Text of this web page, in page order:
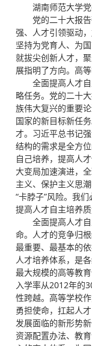
湖南师范大学
党的二十大报
强、人才引领驱动
坚持为党育人、为
就拔尖创新人才，
展指明了方向。高
全面提高人才
略任务。党的二十
族伟大复兴的重要
国家的新目标新任
才。习近平总书记
结构的需求是全方
自己培养，提高人
大变局加速演进，
主义、保护主义思
“卡脖子”风险。我
提高人才自主培养
全面提高人才
命。人才的竞争归
最重要、最基本的
人才培养体系，是
最大规模的高等教
入学率从2012年的
性跨越。高等学校
勇担使命，扛起人
发展面临的新形势
资源配置办法、教